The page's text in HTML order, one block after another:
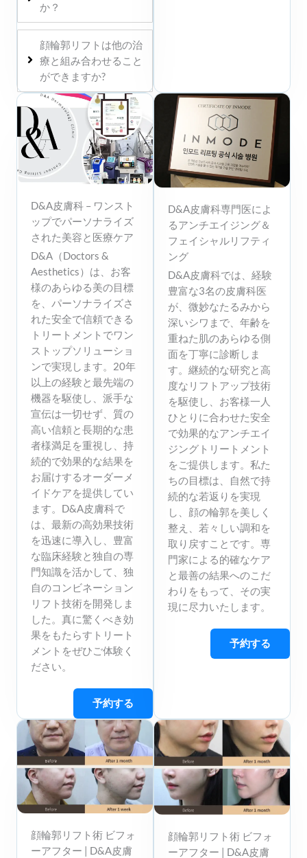
か？
顔輪郭リフトは他の治
療と組み合わせること
ができますか?
D&A皮膚科 – ワンスト
ップでパーソナライズ
された美容と医療ケア
D&A（Doctors &
Aesthetics）は、お客
様のあらゆる美の目標
を、パーソナライズさ
れた安全で信頼できる
トリートメントでワン
ストップソリューショ
ンで実現します。20年
以上の経験と最先端の
機器を駆使し、派手な
宣伝は一切せず、質の
高い信頼と長期的な患
者様満足を重視し、持
続的で効果的な結果を
お届けするオーダーメ
イドケアを提供してい
ます。D&A皮膚科で
は、最新の高効果技術
を迅速に導入し、豊富
な臨床経験と独自の専
門知識を活かして、独
自のコンビネーション
リフト技術を開発しま
した。真に驚くべき効
果をもたらすトリート
メントをぜひご体験く
ださい。
予約する
D&A皮膚科専門医によ
るアンチエイジング＆
フェイシャルリフティ
ング
D&A皮膚科では、経験
豊富な3名の皮膚科医
が、微妙なたるみから
深いシワまで、年齢を
重ねた肌のあらゆる側
面を丁寧に診断しま
す。継続的な研究と高
度なリフトアップ技術
を駆使し、お客様一人
ひとりに合わせた安全
で効果的なアンチエイ
ジングトリートメント
をご提供します。私た
ちの目標は、自然で持
続的な若返りを実現
し、顔の輪郭を美しく
整え、若々しい調和を
取り戻すことです。専
門家による的確なケア
と最善の結果へのこだ
わりをもって、その実
現に尽力いたします。
予約する
顔輪郭リフト術 ビフォ
ーアフター | D&A皮膚
顔輪郭リフト術 ビフォ
ーアフター | D&A皮膚